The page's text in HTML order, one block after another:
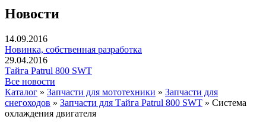
Новости
14.09.2016
Новинка, собственная разработка
29.04.2016
Тайга Patrul 800 SWT
Все новости
Каталог » Запчасти для мототехники » Запчасти для
снегоходов » Запчасти для Тайга Patrul 800 SWT » Система
охлаждения двигателя